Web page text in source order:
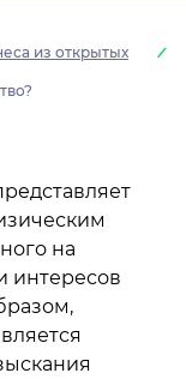
из открытых
на
интересов